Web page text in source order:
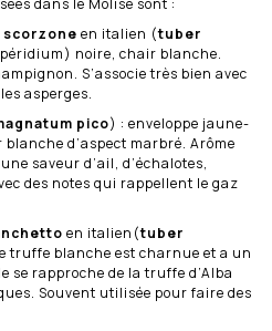
scorzone en italien (tuber
noire, chair blanche.
S’associe très bien avec
asperges.
pico) : enveloppe jaune-
d’aspect marbré. Arôme
saveur d’ail, d’échalotes,
des notes qui rappellent le gaz
en italien(tuber
truffe blanche est charnue et a un
se rapproche de la truffe d’Alba
Souvent utilisée pour faire des